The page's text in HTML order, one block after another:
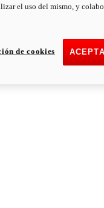
el uso del mismo, y
de cookies